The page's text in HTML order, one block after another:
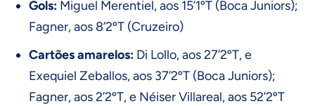
Gols: Miguel Merentiel, aos 15’1ºT (Boca Juniors);
Fagner, aos 8’2ºT (Cruzeiro)
Cartões amarelos: Di Lollo, aos 27’2ºT, e
Exequiel Zeballos, aos 37’2ºT (Boca Juniors);
Fagner, aos 2’2ºT, e Néiser Villareal, aos 52’2ºT